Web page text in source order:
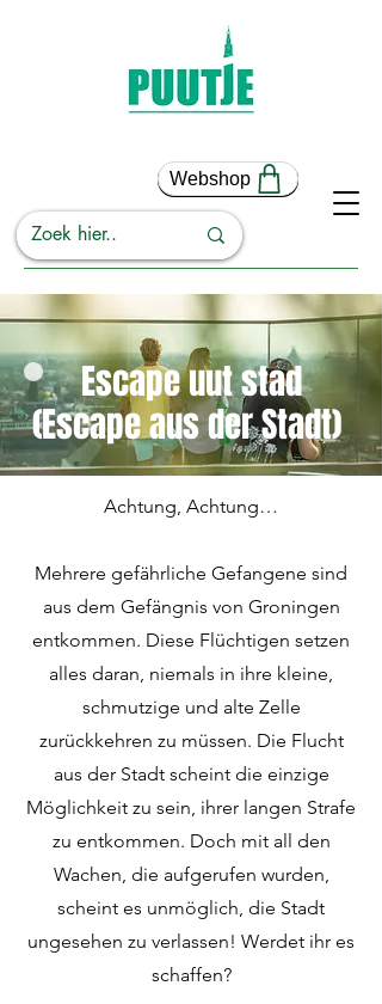
Webshop
Escape uut stad
(Escape aus der Stadt)
Achtung, Achtung…
Mehrere gefährliche Gefangene sind
aus dem Gefängnis von Groningen
entkommen. Diese Flüchtigen setzen
alles daran, niemals in ihre kleine,
schmutzige und alte Zelle
zurückkehren zu müssen. Die Flucht
aus der Stadt scheint die einzige
Möglichkeit zu sein, ihrer langen Strafe
zu entkommen. Doch mit all den
Wachen, die aufgerufen wurden,
scheint es unmöglich, die Stadt
ungesehen zu verlassen! Werdet ihr es
schaffen?